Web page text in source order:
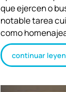
que ejercen o
notable tarea
como
continuar